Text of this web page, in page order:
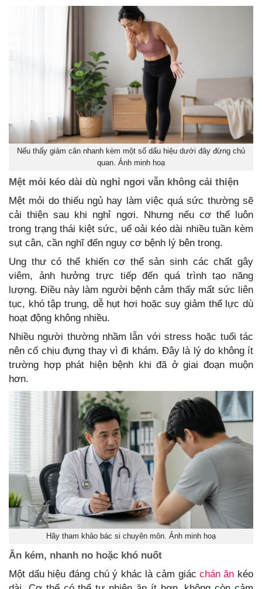
Nếu thấy giảm cân nhanh kèm một số dấu hiệu dưới đây đừng chủ
quan. Ảnh minh hoạ
Mệt mỏi kéo dài dù nghỉ ngơi vẫn không cải thiện
Mệt mỏi do thiếu ngủ hay làm việc quá sức thường sẽ
cải thiện sau khi nghỉ ngơi. Nhưng nếu cơ thể luôn
trong trạng thái kiệt sức, uể oải kéo dài nhiều tuần kèm
sụt cân, cần nghĩ đến nguy cơ bệnh lý bên trong.
Ung thư có thể khiến cơ thể sản sinh các chất gây
viêm, ảnh hưởng trực tiếp đến quá trình tạo năng
lượng. Điều này làm người bệnh cảm thấy mất sức liên
tục, khó tập trung, dễ hụt hơi hoặc suy giảm thể lực dù
hoạt động không nhiều.
Nhiều người thường nhầm lẫn với stress hoặc tuổi tác
nên cố chịu đựng thay vì đi khám. Đây là lý do không ít
trường hợp phát hiện bệnh khi đã ở giai đoạn muộn
hơn.
Hãy tham khảo bác si chuyên môn. Ảnh minh hoạ
Ăn kém, nhanh no hoặc khó nuốt
Một dấu hiệu đáng chú ý khác là cảm giácchán ăn kéo